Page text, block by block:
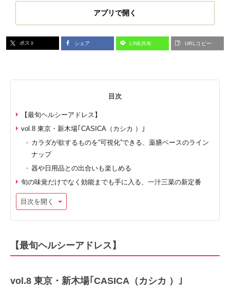
アプリで開く
ポスト シェア LINE共有 URLコピー
目次
【最旬ヘルシーアドレス】
vol.8 東京・新木場｢CASICA（カシカ ）｣
カラダが欲するものを“可視化”できる、薬膳ベースのライン
ナップ
器や日用品との出合いも楽しめる
旬の味覚だけでなく効能までも手に入る、一汁三菜の新定番
目次を開く
【最旬ヘルシーアドレス】
vol.8 東京・新木場｢CASICA（カシカ ）｣